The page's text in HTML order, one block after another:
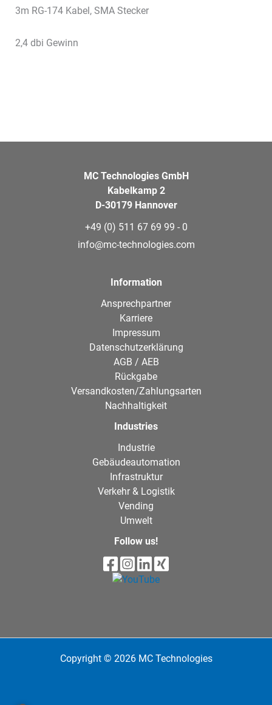
3m RG-174 Kabel, SMA Stecker
2,4 dbi Gewinn
MC Technologies GmbH
Kabelkamp 2
D-30179 Hannover
+49 (0) 511 67 69 99 - 0
info@mc-technologies.com
Information
Ansprechpartner
Karriere
Impressum
Datenschutzerklärung
AGB / AEB
Rückgabe
Versandkosten/Zahlungsarten
Nachhaltigkeit
Industries
Industrie
Gebäudeautomation
Infrastruktur
Verkehr & Logistik
Vending
Umwelt
Follow us!
Copyright © 2026 MC Technologies